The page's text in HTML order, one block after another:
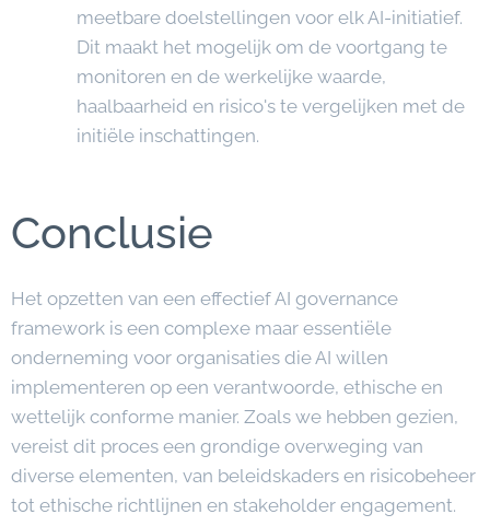
meetbare doelstellingen voor elk AI-initiatief.
Dit maakt het mogelijk om de voortgang te
monitoren en de werkelijke waarde,
haalbaarheid en risico's te vergelijken met de
initiële inschattingen.
Conclusie
Het opzetten van een effectief AI governance
framework is een complexe maar essentiële
onderneming voor organisaties die AI willen
implementeren op een verantwoorde, ethische en
wettelijk conforme manier. Zoals we hebben gezien,
vereist dit proces een grondige overweging van
diverse elementen, van beleidskaders en risicobeheer
tot ethische richtlijnen en stakeholder engagement.